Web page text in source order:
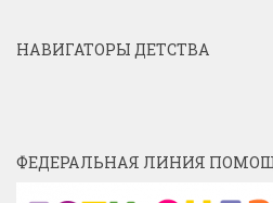
НАВИГАТОРЫ ДЕТСТВА
ФЕДЕРАЛЬНАЯ ЛИНИЯ